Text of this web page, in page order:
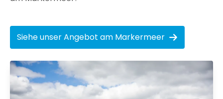
Siehe unser Angebot am Markermeer